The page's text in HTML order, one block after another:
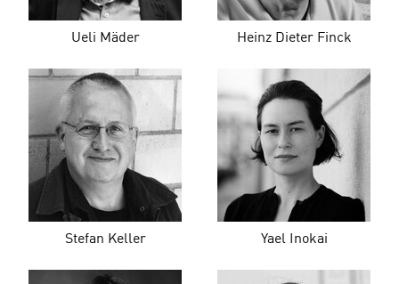
Ueli Mäder Heinz Dieter Finck
Stefan Keller Yael Inokai